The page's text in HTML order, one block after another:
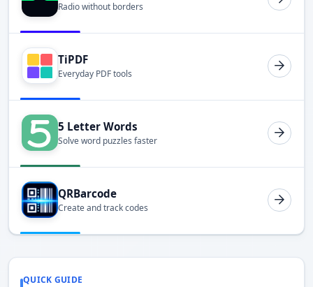
Radio without borders
TiPDF
Everyday PDF tools
5 Letter Words
Solve word puzzles faster
QRBarcode
Create and track codes
QUICK GUIDE